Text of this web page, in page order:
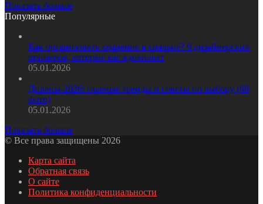
Показать больше
Популярные
Как организовать хранение в спальне? 6 дизайнерских
примеров, которые вас вдохновят
05.01.2026
Диваны-2026: главные тренды и советы по выбору (68
фото)
05.01.2026
Показать больше
© Все права защищены 2026
Карта сайта
Обратная связь
О сайте
Политика конфиденциальности